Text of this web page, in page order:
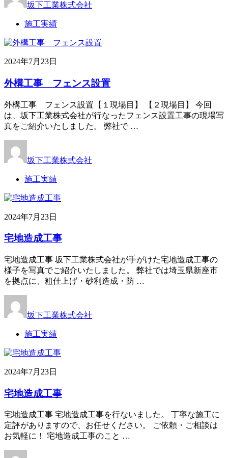
坂下工業株式会社
施工実績
2024年7月23日
外構工事 フェンス設置
外構工事 フェンス設置【１現場目】 【２現場目】 今回
は、坂下工業株式会社が行なったフェンス設置工事の現場写
真をご紹介いたしました。 弊社で …
坂下工業株式会社
施工実績
2024年7月23日
宅地造成工事
宅地造成工事 坂下工業株式会社が手がけた宅地造成工事の
様子を写真でご紹介いたしました。 弊社では埼玉県新座市
を拠点に、粗仕上げ・砂利造成・防 …
坂下工業株式会社
施工実績
2024年7月23日
宅地造成工事
宅地造成工事 宅地造成工事を行ないました。 丁寧な施工に
定評がありますので、お任せください。 ご依頼・ご相談は
お気軽に！ 宅地造成工事のこと …